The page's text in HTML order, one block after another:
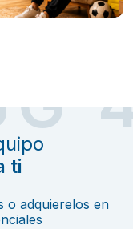
ti
o adquierelos en